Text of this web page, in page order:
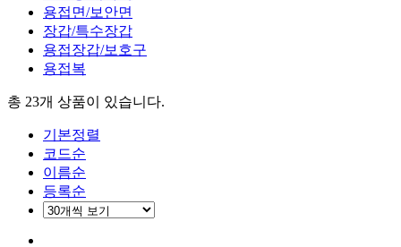
용접면/보안면
장갑/특수장갑
용접장갑/보호구
용접복
총 23개 상품이 있습니다.
기본정렬
코드순
이름순
등록순